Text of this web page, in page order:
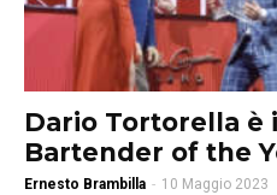
Dario Tortorella è
Bartender of the
Ernesto Brambilla - 10 Maggio 2023